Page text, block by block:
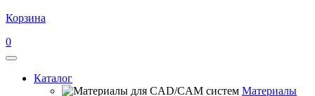
Корзина
0
Каталог
Материалы